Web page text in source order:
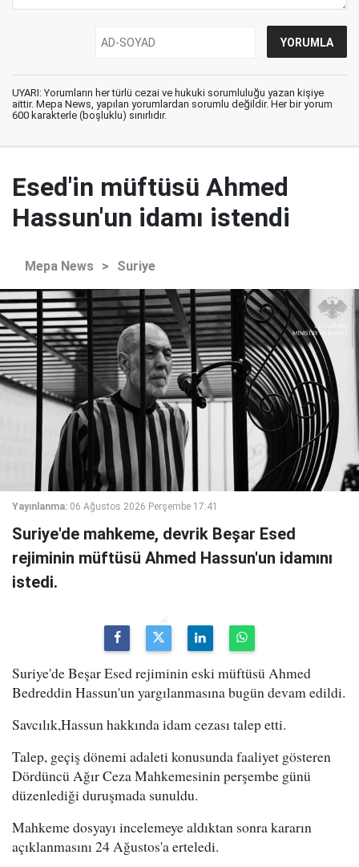
UYARI: Yorumların her türlü cezai ve hukuki sorumluluğu yazan kişiye
aittir. Mepa News, yapılan yorumlardan sorumlu değildir. Her bir yorum
600 karakterle (boşluklu) sınırlıdır.
Esed'in müftüsü Ahmed
Hassun'un idamı istendi
Mepa News > Suriye
Yayınlanma: 06 Ağustos 2026 Perşembe 17:41
Suriye'de mahkeme, devrik Beşar Esed
rejiminin müftüsü Ahmed Hassun'un idamını
istedi.
Suriye'de Beşar Esed rejiminin eski müftüsü Ahmed
Bedreddin Hassun'un yargılanmasına bugün devam edildi.
Savcılık,Hassun hakkında idam cezası talep etti.
Talep, geçiş dönemi adaleti konusunda faaliyet gösteren
Dördüncü Ağır Ceza Mahkemesinin perşembe günü
düzenlediği duruşmada sunuldu.
Mahkeme dosyayı incelemeye aldıktan sonra kararın
açıklanmasını 24 Ağustos'a erteledi.